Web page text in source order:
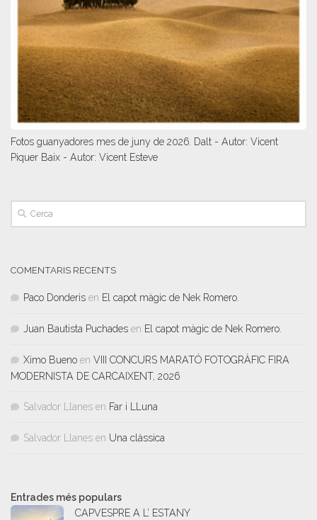
Fotos guanyadores mes de juny de 2026. Dalt - Autor: Vicent
Piquer Baix - Autor: Vicent Esteve
COMENTARIS RECENTS
Paco Donderis en El capot màgic de Nek Romero.
Juan Bautista Puchades en El capot màgic de Nek Romero.
Ximo Bueno en VIII CONCURS MARATÓ FOTOGRÀFIC FIRA
MODERNISTA DE CARCAIXENT, 2026
Salvador Llanes en Far i LLuna
Salvador Llanes en Una clàssica
Entrades més populars
CAPVESPRE A L’ ESTANY